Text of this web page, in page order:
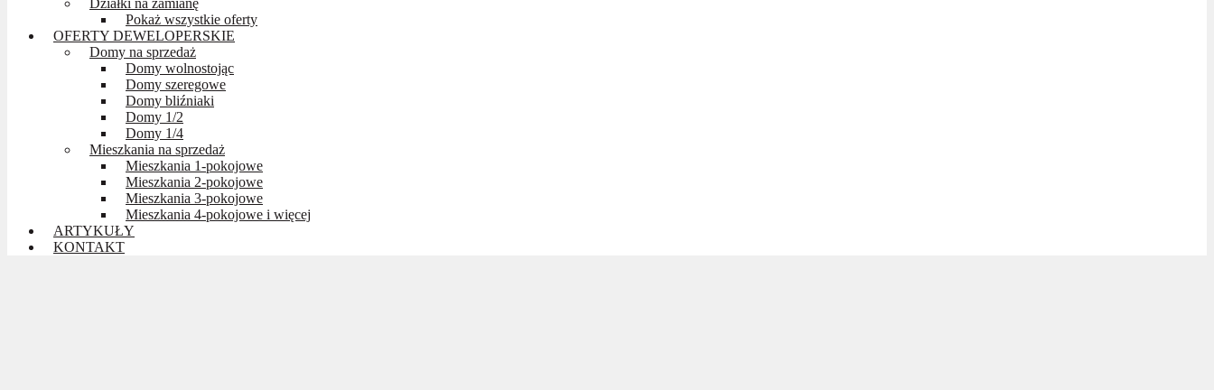
Pokaż wszystkie oferty
OFERTY DEWELOPERSKIE
Domy na sprzedaż
Domy wolnostojąc
Domy szeregowe
Domy bliźniaki
Domy 1/2
Domy 1/4
Mieszkania na sprzedaż
Mieszkania 1-pokojowe
Mieszkania 2-pokojowe
Mieszkania 3-pokojowe
Mieszkania 4-pokojowe i więcej
ARTYKUŁY
KONTAKT